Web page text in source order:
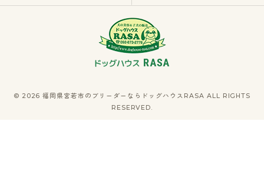
© 2026 福岡県宮若市のブリーダーならドッグハウスRASA ALL RIGHTS
RESERVED.